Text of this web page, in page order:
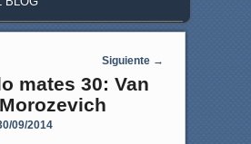
entradas Siguiente →
mates 30: Van
09/2014